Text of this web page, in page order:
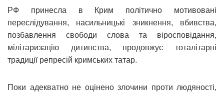
РФ принесла в Крим політично мотивовані
переслідування, насильницькі зникнення, вбивства,
позбавлення свободи слова та віросповідання,
мілітаризацію дитинства, продовжує тоталітарні
традиції репресій кримських татар.
Поки адекватно не оцінено злочини проти людяності,